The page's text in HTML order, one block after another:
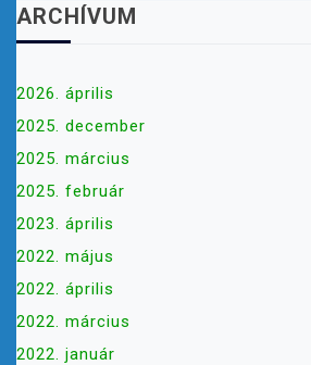
ARCHÍVUM
2026. április
2025. december
2025. március
2025. február
2023. április
2022. május
2022. április
2022. március
2022. január